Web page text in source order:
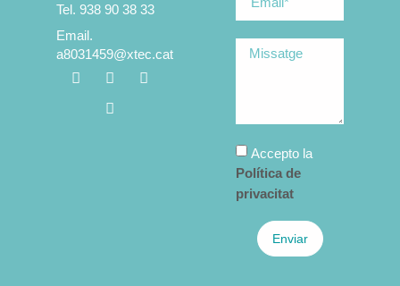
Tel. 938 90 38 33
Email.
a8031459@xtec.cat
Accepto la
Política de
privacitat
Enviar